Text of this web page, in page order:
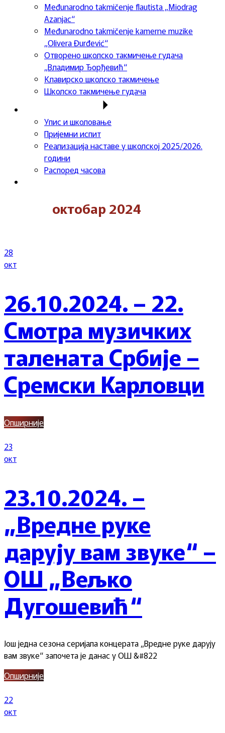
Međunarodno takmičenje flautista „Miodrag
Azanjac“
Međunarodno takmičenje kamerne muzike
„Olivera Đurđević“
Отворено школско такмичење гудача
„Владимир Ђорђевић“
Клавирско школско такмичење
Школско такмичење гудача
Упис и школовање
Пријемни испит
Реализација наставе у школској 2025/2026.
години
Распоред часова
октобар 2024
28
окт
26.10.2024. – 22.
Смотра музичких
талената Србије –
Сремски Карловци
Опширније
23
окт
23.10.2024. –
„Вредне руке
дарују вам звуке“ –
ОШ „Вељко
Дугошевић“
Још једна сезона серијала концерата „Вредне руке дарују
вам звуке“ започета је данас у ОШ &#822
Опширније
22
окт